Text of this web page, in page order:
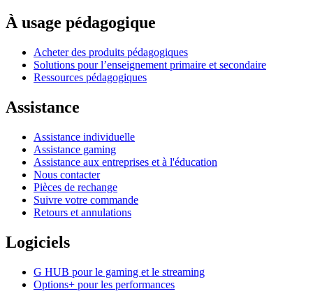
À usage pédagogique
Acheter des produits pédagogiques
Solutions pour l’enseignement primaire et secondaire
Ressources pédagogiques
Assistance
Assistance individuelle
Assistance gaming
Assistance aux entreprises et à l'éducation
Nous contacter
Pièces de rechange
Suivre votre commande
Retours et annulations
Logiciels
G HUB pour le gaming et le streaming
Options+ pour les performances